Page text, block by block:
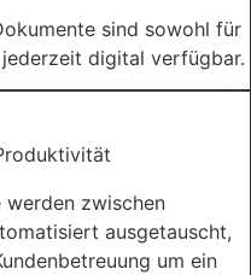
sind sowohl für
digital verfügbar.
werden zwischen
ausgetauscht,
um ein